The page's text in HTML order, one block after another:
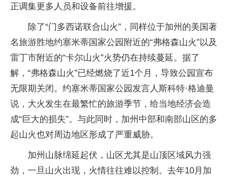
正调集更多人员和设备前往增援。
除了“门多西诺联合山火”，同样位于加州的美国著
名旅游胜地约塞米蒂国家公园附近的“弗格森山火”以及
雷丁市附近的“卡尔山火”火势仍在持续蔓延。据了
解，“弗格森山火”已经燃烧了近1个月，导致公园宣布
无限期关闭。约塞米蒂国家公园发言人斯科特·格迪曼
说，大火发生在最繁忙的旅游季节，给当地经济会造
成“巨大的损失”。与此同时，加州中部和南部山区的多
起山火也对周边地区形成了严重威胁。
加州山脉绵延起伏，山区尤其是山顶区域风力强
劲，一旦山火出现，火情往往难以控制。去年10月加